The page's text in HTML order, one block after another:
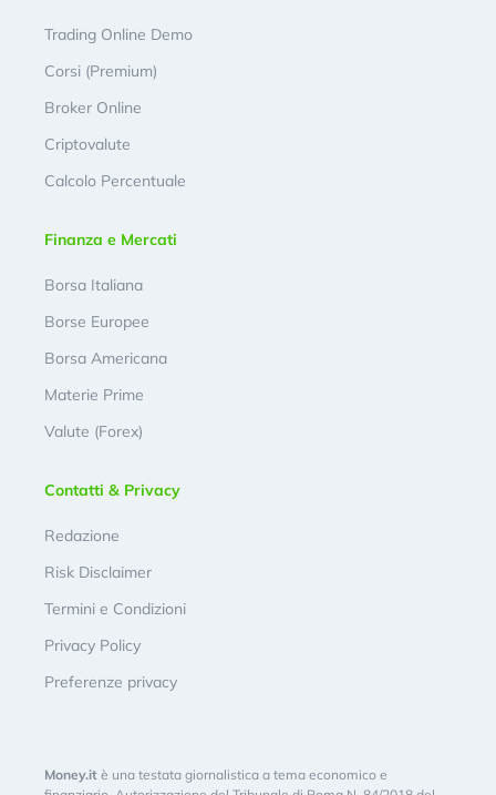
Trading Online Demo
Corsi (Premium)
Broker Online
Criptovalute
Calcolo Percentuale
Finanza e Mercati
Borsa Italiana
Borse Europee
Borsa Americana
Materie Prime
Valute (Forex)
Contatti & Privacy
Redazione
Risk Disclaimer
Termini e Condizioni
Privacy Policy
Preferenze privacy
Money.it è una testata giornalistica a tema economico e